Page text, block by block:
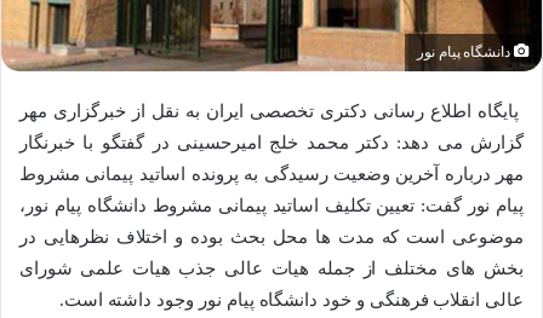
دانشگاه پیام نور
پایگاه اطلاع رسانی دکتری تخصصی ایران به نقل از خبرگزاری مهر
گزارش می دهد: دکتر محمد خلج امیرحسینی در گفتگو با خبرنگار
مهر درباره آخرین وضعیت رسیدگی به پرونده اساتید پیمانی مشروط
پیام نور گفت: تعیین تکلیف اساتید پیمانی مشروط دانشگاه پیام نور،
موضوعی است که مدت ها محل بحث بوده و اختلاف نظرهایی در
بخش های مختلف از جمله هیات عالی جذب هیات علمی شورای
عالی انقلاب فرهنگی و خود دانشگاه پیام نور وجود داشته است.